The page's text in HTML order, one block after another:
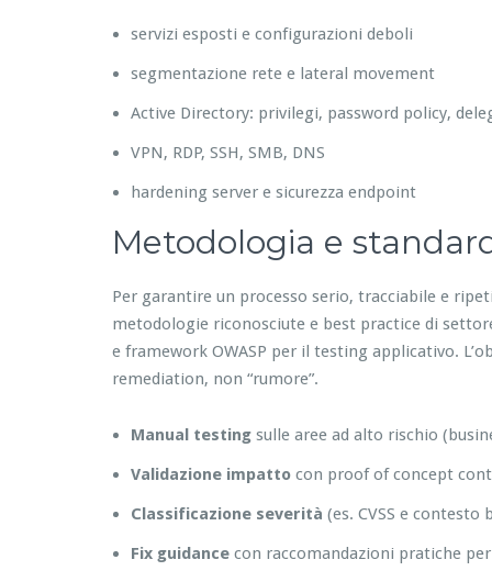
servizi esposti e configurazioni deboli
segmentazione rete e lateral movement
Active Directory: privilegi, password policy,
VPN, RDP, SSH, SMB, DNS
hardening server e sicurezza endpoint
Metodologia e
Per garantire un processo serio, tracciabile e
metodologie riconosciute e best practice di
e framework OWASP per il testing applicativo.
remediation, non “rumore”.
Manual testing sulle aree ad alto rischio
Validazione impatto con proof of concept
Classificazione severità (es. CVSS e contesto
Fix guidance con raccomandazioni pratiche